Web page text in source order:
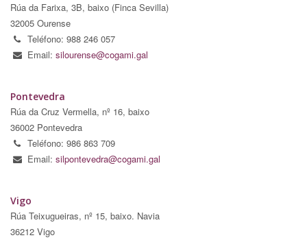
Rúa da Farixa, 3B, baixo (Finca Sevilla)
32005 Ourense
Teléfono: 988 246 057
Email: silourense@cogami.gal
Pontevedra
Rúa da Cruz Vermella, nº 16, baixo
36002 Pontevedra
Teléfono: 986 863 709
Email: silpontevedra@cogami.gal
Vigo
Rúa Teixugueiras, nº 15, baixo. Navia
36212 Vigo